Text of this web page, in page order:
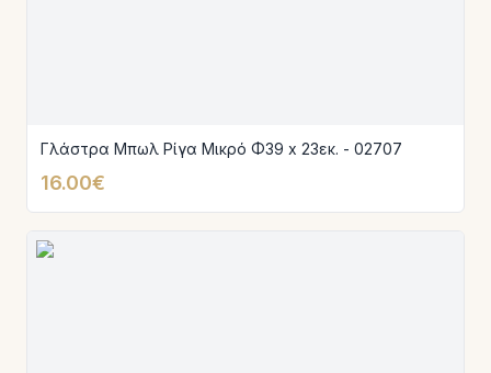
Γλάστρα Μπωλ Ρίγα Μικρό Φ39 x 23εκ. - 02707
16.00€